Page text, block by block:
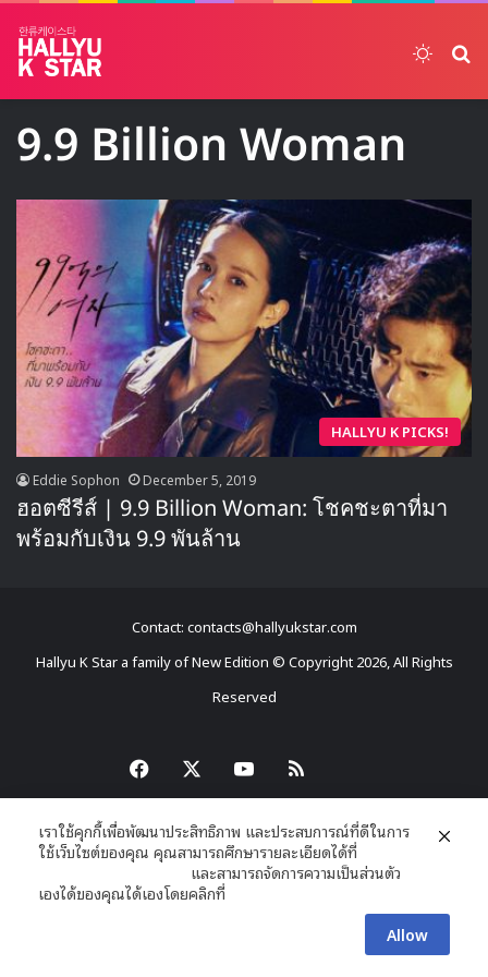
9.9 Billion Woman
HALLYU K PICKS!
Eddie Sophon December 5, 2019
ฮอตซีรีส์ | 9.9 Billion Woman: โชคชะตาที่มา
พร้อมกับเงิน 9.9 พันล้าน
Contact: contacts@hallyukstar.com
Hallyu K Star a family of New Edition © Copyright 2026, All Rights
Reserved
Facebook YouTube
RSS
เราใช้คุกกี้เพื่อพัฒนาประสิทธิภาพ และประสบการณ์ที่ดีในการ
ใช้เว็บไซต์ของคุณ คุณสามารถศึกษารายละเอียดได้ที่
และสามารถจัดการความเป็นส่วนตัว
เองได้ของคุณได้เองโดยคลิกที่
Allow